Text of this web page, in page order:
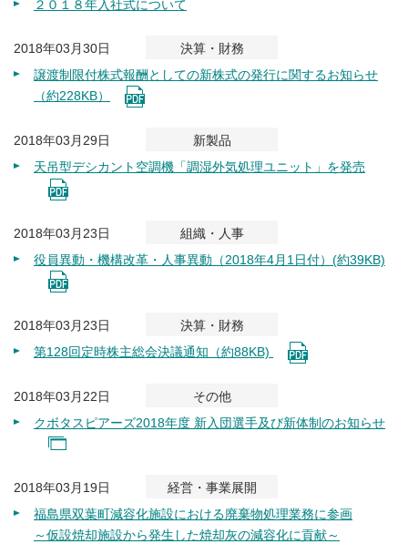
２０１８年入社式について
2018年03月30日
決算・財務
譲渡制限付株式報酬としての新株式の発行に関するお知らせ
（約228KB）
2018年03月29日
新製品
天吊型デシカント空調機「調湿外気処理ユニット」を発売
2018年03月23日
組織・人事
役員異動・機構改革・人事異動（2018年4月1日付）(約39KB)
2018年03月23日
決算・財務
第128回定時株主総会決議通知（約88KB)
2018年03月22日
その他
クボタスピアーズ2018年度 新入団選手及び新体制のお知らせ
2018年03月19日
経営・事業展開
福島県双葉町減容化施設における廃棄物処理業務に参画
～仮設焼却施設から発生した焼却灰の減容化に貢献～